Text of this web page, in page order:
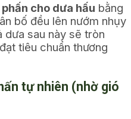
cho dưa hấu bằng
bố đều lên nướm nhụy
dưa sau này sẽ tròn
tiêu chuẩn thương
tự nhiên (nhờ gió